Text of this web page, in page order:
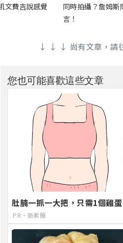
文費吉說感覺
同時拍攝？詹姆斯
言！
↓ ↓ ↓ 尚有文章，請
您也可能喜歡這些文章
肚腩一抓一大把，只需1個雞
PR・新素簡